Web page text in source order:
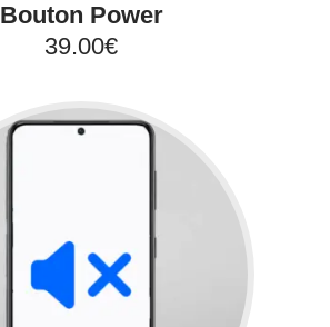
Bouton Power
39.00€